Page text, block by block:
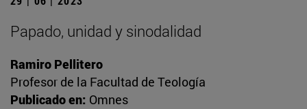
Papado, unidad y sinodalidad
Ramiro Pellitero
Profesor de la Facultad de Teología
Publicado en: Omnes